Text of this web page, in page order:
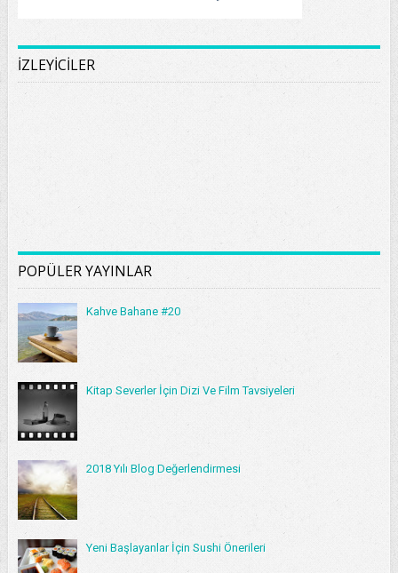
İZLEYİCİLER
POPÜLER YAYINLAR
Kahve Bahane #20
Kitap Severler İçin Dizi Ve Film Tavsiyeleri
2018 Yılı Blog Değerlendirmesi
Yeni Başlayanlar İçin Sushi Önerileri